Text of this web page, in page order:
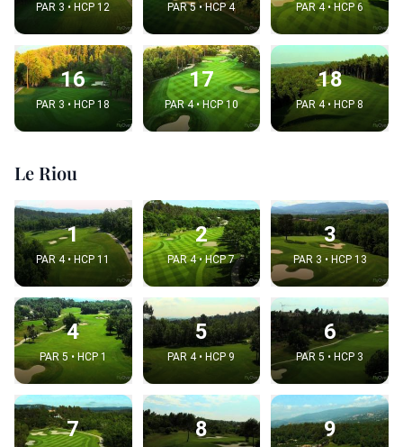
PAR 3 • HCP 12 PAR 5 • HCP 4 PAR 4 • HCP 6
16
PAR 3 • HCP 18
17
PAR 4 • HCP 10
18
PAR 4 • HCP 8
Le Riou
1
PAR 4 • HCP 11
2
PAR 4 • HCP 7
3
PAR 3 • HCP 13
4
PAR 5 • HCP 1
5
PAR 4 • HCP 9
6
PAR 5 • HCP 3
7 8 9